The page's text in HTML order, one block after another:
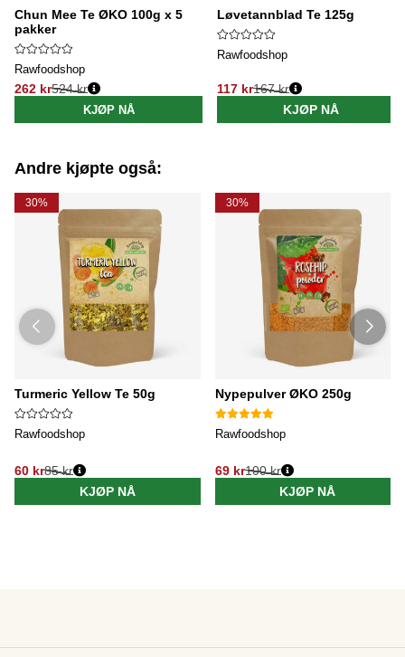
Chun Mee Te ØKO 100g x 5
pakker
Rawfoodshop
262 kr
Vanlig pris:
524 kr
KJØP NÅ
Løvetannblad Te 125g
Rawfoodshop
117 kr
Vanlig pris:
167 kr
KJØP NÅ
Andre kjøpte også:
30%
Turmeric Yellow Te 50g
Rawfoodshop
60 kr85 kr
KJØP NÅ
30%
Nypepulver ØKO 250g
Rawfoodshop
69 kr100 kr
KJØP NÅ